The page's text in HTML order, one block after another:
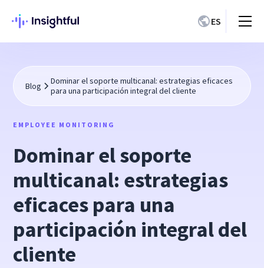
ES
Blog
Dominar el soporte multicanal: estrategias eficaces
para una participación integral del cliente
EMPLOYEE MONITORING
Dominar el soporte
multicanal: estrategias
eficaces para una
participación integral del
cliente